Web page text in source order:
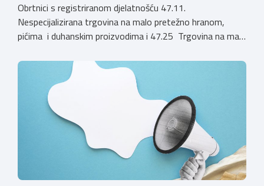
Obrtnici s registriranom djelatnošću 47.11.
Nespecijalizirana trgovina na malo pretežno hranom,
pićima i duhanskim proizvodima i 47.25 Trgovina na malo
koja sadrže alkohol i energetska pića dužni su uskladiti
svoje poslovne procese i osigurati tehničko rješenje za
vjerodostojnu provjeru punoljetnosti kupca putem
sustava e-Građani ili putem mobilne […]